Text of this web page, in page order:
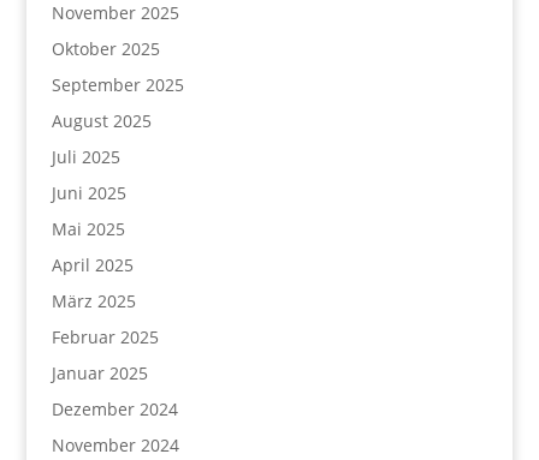
November 2025
Oktober 2025
September 2025
August 2025
Juli 2025
Juni 2025
Mai 2025
April 2025
März 2025
Februar 2025
Januar 2025
Dezember 2024
November 2024